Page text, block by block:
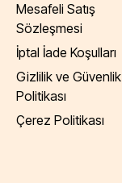
Mesafeli Satış
Sözleşmesi
İptal İade Koşulları
Gizlilik ve Güvenlik
Politikası
Çerez Politikası